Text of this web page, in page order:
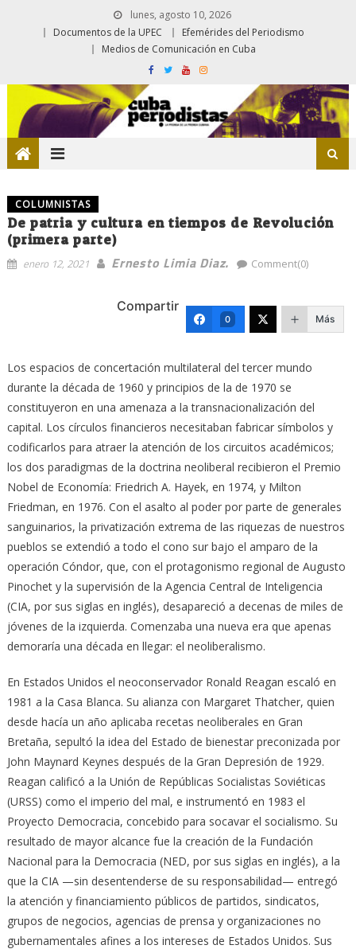
lunes, agosto 10, 2026
Documentos de la UPEC
Efemérides del Periodismo
Medios de Comunicación en Cuba
COLUMNISTAS
De patria y cultura en tiempos de Revolución
(primera parte)
enero 12, 2021 Ernesto Limia Diaz. Comment(0)
Compartir
0 Más
Los espacios de concertación multilateral del tercer mundo
durante la década de 1960 y principios de la de 1970 se
constituyeron en una amenaza a la transnacionalización del
capital. Los círculos financieros necesitaban fabricar símbolos y
codificarlos para atraer la atención de los circuitos académicos;
los dos paradigmas de la doctrina neoliberal recibieron el Premio
Nobel de Economía: Friedrich A. Hayek, en 1974, y Milton
Friedman, en 1976. Con el asalto al poder por parte de generales
sanguinarios, la privatización extrema de las riquezas de nuestros
pueblos se extendió a todo el cono sur bajo el amparo de la
operación Cóndor, que, con el protagonismo regional de Augusto
Pinochet y la supervisión de la Agencia Central de Inteligencia
(CIA, por sus siglas en inglés), desapareció a decenas de miles de
jóvenes de la izquierda. Comenzaba una nueva era que apenas
demoraría una década en llegar: el neoliberalismo.
En Estados Unidos el neoconservador Ronald Reagan escaló en
1981 a la Casa Blanca. Su alianza con Margaret Thatcher, quien
desde hacía un año aplicaba recetas neoliberales en Gran
Bretaña, sepultó la idea del Estado de bienestar preconizada por
John Maynard Keynes después de la Gran Depresión de 1929.
Reagan calificó a la Unión de Repúblicas Socialistas Soviéticas
(URSS) como el imperio del mal, e instrumentó en 1983 el
Proyecto Democracia, concebido para socavar el socialismo. Su
resultado de mayor alcance fue la creación de la Fundación
Nacional para la Democracia (NED, por sus siglas en inglés), a la
que la CIA —sin desentenderse de su responsabilidad— entregó
la atención y financiamiento públicos de partidos, sindicatos,
grupos de negocios, agencias de prensa y organizaciones no
gubernamentales afines a los intereses de Estados Unidos. Sus